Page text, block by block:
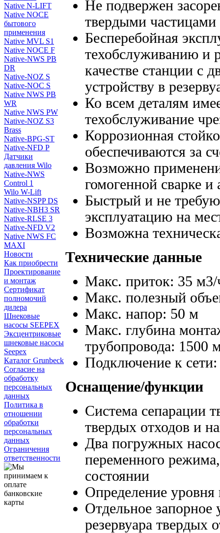
Native N-LIFT
Native NOCE
бытового
применения
Native MVL S1
Native NOCE F
Native-NWS PB
DR
Native-NOZ S
Native-NOC S
Native NWS PB
WR
Native NWS PW
Native-NOZ S3
Brass
Native-BPG-ST
Native-NFD P
Датчики
давления Wilo
Native-NWS
Control 1
Wilo W-Lift
Native-NSPP DS
Native-NBH3 SR
Native-RLSE 3
Native-NFD V2
Native NWS FC
MAXI
Новости
Как приобрести
Проектирование
и монтаж
Сертификат
полномочий
дилера
Шнековые
насосы SEEPEX
Эксцентриковые
шнековые насосы
Seepex
Каталог Grunbeck
Согласие на
обработку
персональных
данных
Политика в
отношении
обработки
персональных
данных
Ограничения
ответственности
Не подвержен
твердыми частицами
Бесперебойная
техобслуживанию и
качестве станции с
устройству в
Ко всем деталям
техобслуживание
Коррозионная
обеспечиваются за
Возможно
гомогенной сварке
Быстрый и не
эксплуатацию на
Возможна
Технические данные
Макс. приток: 35 м3/
Макс. полезный
Макс. напор: 50 м
Макс. глубина
трубопровода: 1500
Подключение к
Оснащение/функции
Система сепарации
твердых отходов и
Два погружных
переменного
состоянии
Определение
Отдельное запорное
резервуара твердых